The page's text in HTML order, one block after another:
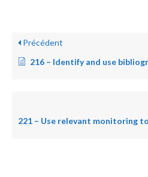
Précédent
216 – Identify and use